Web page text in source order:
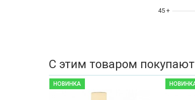
45 +
С этим товаром покупают
НОВИНКА